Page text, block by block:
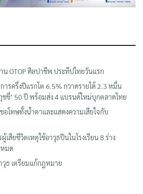
น OTOP ศิลปาชีพ ประทีปไทยวันแรก
ารครึ่งปีแรกโต 6.5% กวาดรายได้ 2.3 หมื่น
ชชี่’ 50 ปี พร้อมส่ง 4 แบรนด์ใหม่บุกตลาดไทย
อโทษทั้งน้ำตาและแสดงความเสียใจกับ
สียชีวิตเหตุใช้อาวุธปืนในโรงเรียน 8 ร่าง
หมด
ธ เตรียมแก้กฎหมาย